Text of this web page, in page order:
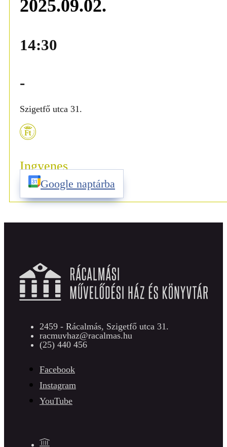
2025.09.02.
14:30
-
Szigetfő utca 31.
Ingyenes
Google naptárba
2459 - Rácalmás, Szigetfő utca 31.
racmuvhaz@racalmas.hu
(25) 440 456
Facebook
Instagram
YouTube